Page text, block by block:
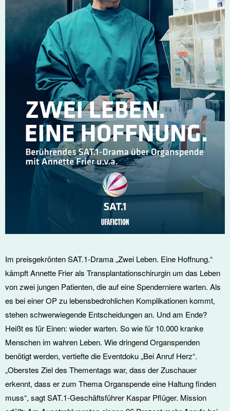
Im preisgekrönten SAT.1-Drama „Zwei Leben. Eine Hoffnung.“
kämpft Annette Frier als Transplantationschirurgin um das Leben
von zwei jungen Patienten, die auf eine Spenderniere warten. Als
es bei einer OP zu lebensbedrohlichen Komplikationen kommt,
stehen schwerwiegende Entscheidungen an. Und am Ende?
Heißt es für Einen: wieder warten. So wie für 10.000 kranke
Menschen im wahren Leben. Wie dringend Organspenden
benötigt werden, vertiefte die Eventdoku „Bei Anruf Herz“.
„Oberstes Ziel des Thementags war, dass der Zuschauer
erkennt, dass er zum Thema Organspende eine Haltung finden
muss“, sagt SAT.1-Geschäftsführer Kaspar Pflüger. Mission